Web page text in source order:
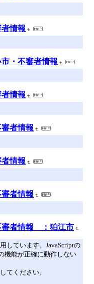
情報
・不審者情報
情報
者情報
情報
者情報
審者情報 ：狛江市
しています。JavaScriptの
機能が正確に動作しない
てください。